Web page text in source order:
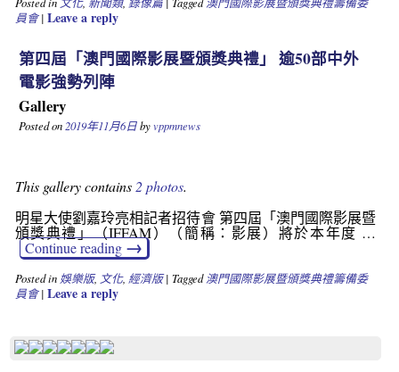
員會| Leave a reply
第四屆「澳門國際影展暨頒獎典禮」 逾50部中外
電影強勢列陣
Gallery
Posted on 2019年11月6日byvppmnews
This gallery contains 2 photos.
明星大使劉嘉玲亮相記者招待會 第四屆「澳門國際影展暨
頒獎典禮」（IFFAM）（簡稱：影展）將於本年度 …
Continue reading→
Posted in 娛樂版, 文化, 經濟版| Tagged 澳門國際影展暨頒獎典禮籌備委
員會| Leave a reply